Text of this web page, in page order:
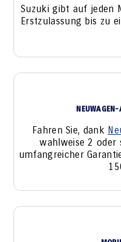
Suzuki gibt auf jeden
Erstzulassung bis zu
Fahren Sie, dank
wahlweise 2 oder
umfangreicher